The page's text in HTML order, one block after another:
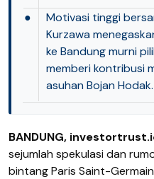
●
Motivasi tinggi
Kurzawa
ke Bandung murni
memberi kontribusi
asuhan Bojan Hodak.
BANDUNG,
sejumlah spekulasi dan
bintang Paris Saint-